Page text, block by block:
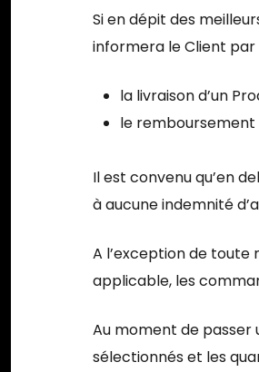
Si en dépit des
informera le Client par
la livraison d’un
le remboursement
Il est convenu qu’en
à aucune indemnité
A l’exception de
applicable, les
Au moment de passer
sélectionnés et les